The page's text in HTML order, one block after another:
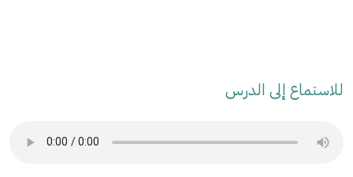
للاستماع إلى الدرس
Audio Stream